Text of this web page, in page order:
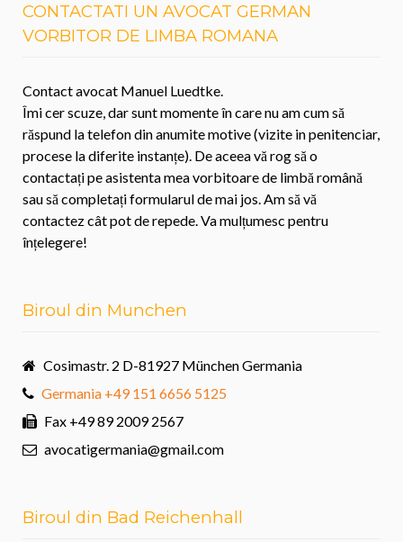
CONTACTATI UN AVOCAT GERMAN
VORBITOR DE LIMBA ROMANA
Contact avocat Manuel Luedtke.
Îmi cer scuze, dar sunt momente în care nu am cum să
răspund la telefon din anumite motive (vizite in penitenciar,
procese la diferite instanțe). De aceea vă rog să o
contactați pe asistenta mea vorbitoare de limbă română
sau să completați formularul de mai jos. Am să vă
contactez cât pot de repede. Va mulțumesc pentru
înțelegere!
Biroul din Munchen
Cosimastr. 2 D-81927 München Germania
Germania +49 151 6656 5125
Fax +49 89 2009 2567
avocatigermania@gmail.com
Biroul din Bad Reichenhall